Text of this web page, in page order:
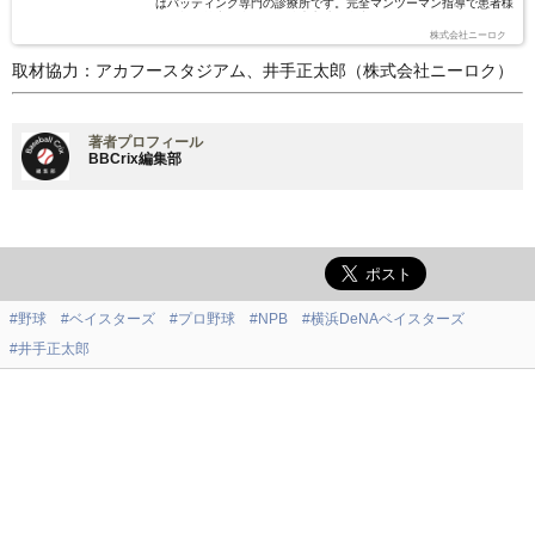
はバッティング専門の診療所です。完全マンツーマン指導で患者様
す。塾やスクールではないので週に何回来てもいいし、打てるよう
になったら１～２か月期間が空いてもいい。でまた打てなくなった
ら来てください！そういったスタイルですので歯医者に行く感覚で
予約の方どうぞ！
株式会社ニーロク
取材協力：アカフースタジアム、井手正太郎（株式会社ニーロク）
著者プロフィール
BBCrix編集部
#野球 #ベイスターズ #プロ野球 #NPB
#横浜DeNAベイスターズ
#井手正太郎